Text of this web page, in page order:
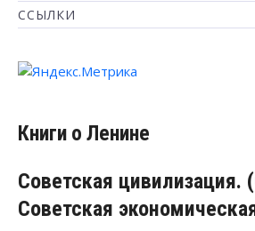
ССЫЛКИ
Книги о Ленине
Советская цивилизация.
Советская